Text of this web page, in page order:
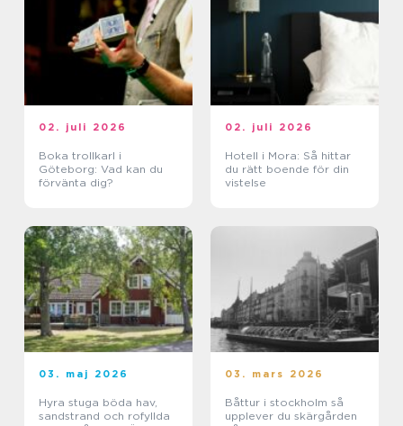
02. juli 2026
Boka trollkarl i
Göteborg: Vad kan du
förvänta dig?
02. juli 2026
Hotell i Mora: Så hittar
du rätt boende för din
vistelse
03. maj 2026
Hyra stuga böda hav,
sandstrand och rofyllda
03. mars 2026
Båttur i stockholm så
upplever du skärgården